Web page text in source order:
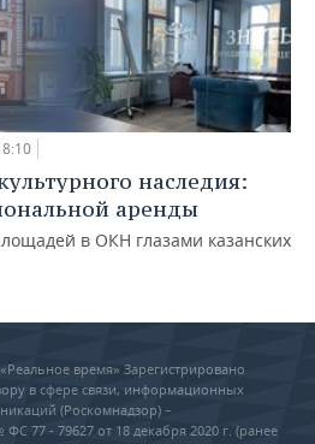
наследия:
аренды
в ОКН глазами казанских
время» Зарегистрировано
в сфере связи, информационных
(Роскомнадзор) –
77 - 79627 от 18 декабря 2020 г. (ранее